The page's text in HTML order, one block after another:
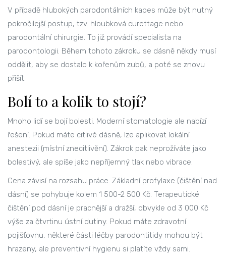
V případě hlubokých parodontálních kapes může být nutný
pokročilejší postup, tzv. hloubková curettage nebo
parodontální chirurgie. To již provádí specialista na
parodontologii. Během tohoto zákroku se dásně někdy musí
oddělit, aby se dostalo k kořenům zubů, a poté se znovu
přišít.
Bolí to a kolik to stojí?
Mnoho lidí se bojí bolesti. Moderní stomatologie ale nabízí
řešení. Pokud máte citlivé dásně, lze aplikovat lokální
anestezii (místní znecitlivění). Zákrok pak neprožíváte jako
bolestivý, ale spíše jako nepříjemný tlak nebo vibrace.
Cena závisí na rozsahu práce. Základní profylaxe (čištění nad
dásní) se pohybuje kolem 1 500-2 500 Kč. Terapeutické
čištění pod dásní je pracnější a dražší, obvykle od 3 000 Kč
výše za čtvrtinu ústní dutiny. Pokud máte zdravotní
pojišťovnu, některé části léčby parodontitidy mohou být
hrazeny, ale preventivní hygienu si platíte vždy sami.